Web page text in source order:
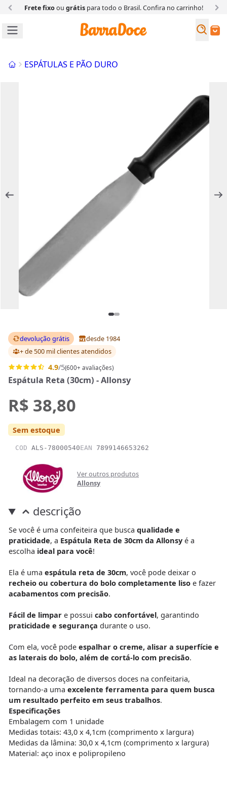
Frete fixoou grátispara todo o Brasil. Confira no carrinho!
Buscar
InícioESPÁTULAS E PÃO DURO
devolução grátis
desde 1984
+ de 500 mil clientesatendidos
4.9/5(600+ avaliações)
Espátula Reta (30cm) - Allonsy
R$ 38,80
Sem estoque
COD ALS-78000540EAN 7899146653262
Ver outros produtos
Allonsy
descrição
Se você é uma confeiteira que busca qualidade e
praticidade, a Espátula Reta de 30cm da Allonsyé a
escolha ideal para você!
Ela é uma espátula reta de 30cm, você pode deixar o
recheio ou cobertura do bolo completamente lisoe fazer
acabamentos com precisão.
Fácil de limpare possui cabo confortável, garantindo
praticidade e segurança durante o uso.
Com ela, você pode espalhar o creme, alisar a superfície e
as laterais do bolo, além de cortá-lo com precisão.
Ideal na decoração de diversos doces na confeitaria,
tornando-a uma excelente ferramenta para quem busca
um resultado perfeito em seus trabalhos.
Especificações
Embalagem com 1 unidade
Medidas totais: 43,0 x 4,1cm (comprimento x largura)
Medidas da lâmina: 30,0 x 4,1cm (comprimento x largura)
Material: aço inox e polipropileno